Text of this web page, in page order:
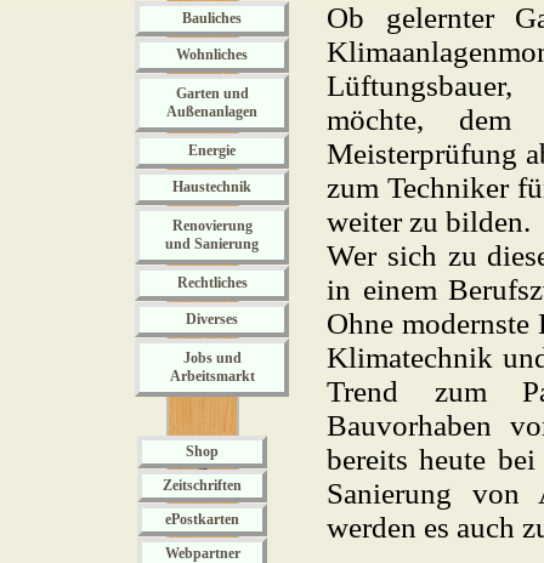
Bauliches
Wohnliches
Garten und
Außenanlagen
Energie
Haustechnik
Renovierung
und Sanierung
Rechtliches
Diverses
Jobs und
Arbeitsmarkt
Shop
Zeitschriften
ePostkarten
Webpartner
Ob gelernter
möchte, dem
Meisterprüfung
zum Techniker
weiter zu bilden.
Wer sich zu
in einem
Ohne
Klimatechnik
Trend zum
Bauvorhaben
bereits heute
Sanierung von
werden es auch